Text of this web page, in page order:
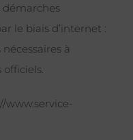
démarches
le biais d’internet :
à
www.service-